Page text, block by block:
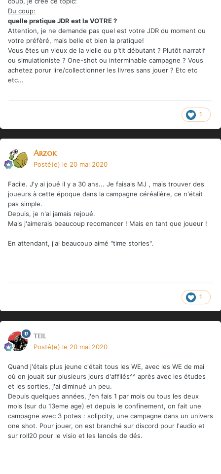
Du coup:
quelle pratique JDR est la VOTRE ?
Attention, je ne demande pas quel est votre JDR du moment ou
votre préfèré, mais belle et bien la pratique!
Vous êtes un vieux de la vielle ou p'tit débutant ? Plutôt narratif
ou simulationiste ? One-shot ou interminable campagne ? Vous
achetez porur lire/collectionner les livres sans jouer ? Etc etc
etc...
1
Arzok
Posté(e) le 20 mai 2020
Facile. J'y ai joué il y a 30 ans... Je faisais MJ , mais trouver des
joueurs à cette époque dans la campagne céréalière, ce n'était
pas simple.
Depuis, je n'ai jamais rejoué.
Mais j'aimerais beaucoup recomancer ! Mais en tant que joueur !
En attendant, j'ai beaucoup aimé "time stories".
1
teil
Posté(e) le 20 mai 2020
Quand j'étais plus jeune c'était tous les WE, avec les WE de mai
où on jouait sur plusieurs jours d'affilés^^ après avec les études
et les sorties, j'ai diminué un peu.
Depuis quelques années, j'en fais 1 par mois ou tous les deux
mois (sur du 13eme age) et depuis le confinement, on fait une
campagne avec 3 potes : solipcity, une campagne dans un univers
one shot. Pour jouer, on est branché sur discord pour l'audio et
sur roll20 pour le visio et les lancés de dés.